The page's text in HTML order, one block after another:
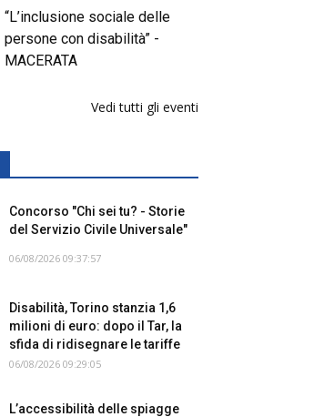
“L’inclusione sociale delle
persone con disabilità” -
MACERATA
Vedi tutti gli eventi
Concorso "Chi sei tu? - Storie
del Servizio Civile Universale"
06/08/2026 09:37:57
Disabilità, Torino stanzia 1,6
milioni di euro: dopo il Tar, la
sfida di ridisegnare le tariffe
06/08/2026 09:29:05
L’accessibilità delle spiagge